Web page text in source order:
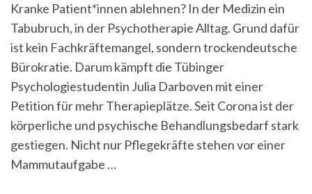
den
Notarzt
rufe,
brauche
ich
sofort
nicht
in
einem
Jahr!“
Kranke Patient*innen ablehnen? In der Medizin ein
Tabubruch, in der Psychotherapie Alltag. Grund dafür
ist kein Fachkräftemangel, sondern trockendeutsche
Bürokratie. Darum kämpft die Tübinger
Psychologiestudentin Julia Darboven mit einer
Petition für mehr Therapieplätze. Seit Corona ist der
körperliche und psychische Behandlungsbedarf stark
gestiegen. Nicht nur Pflegekräfte stehen vor einer
Mammutaufgabe …